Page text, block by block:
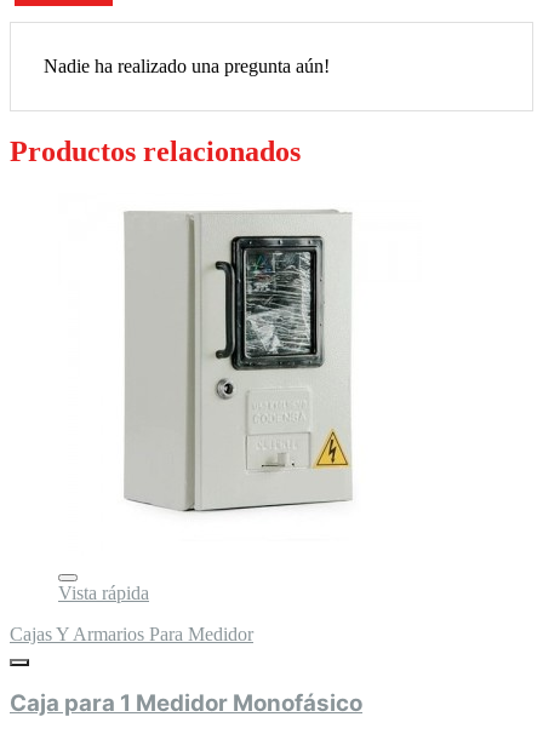
Nadie ha realizado una pregunta aún!
Productos relacionados
Vista rápida
Cajas Y Armarios Para Medidor
Caja para 1 Medidor Monofásico